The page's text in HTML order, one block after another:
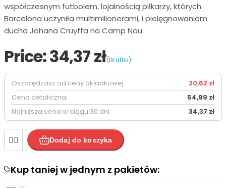
współczesnym futbolem, lojalnością piłkarzy, których
Barcelona uczyniła multimilionerami, i pielęgnowaniem
ducha Johana Cruyffa na Camp Nou.
Price:34,37 zł(Brutto)
Oszczędzasz od ceny okładkowej:
20,62 zł
Cena detaliczna:
54,99 zł
Najniższa cena w ciągu 30 dni:
34,37 zł
  Dodaj do koszyka
Kup taniej w jednym z pakietów: